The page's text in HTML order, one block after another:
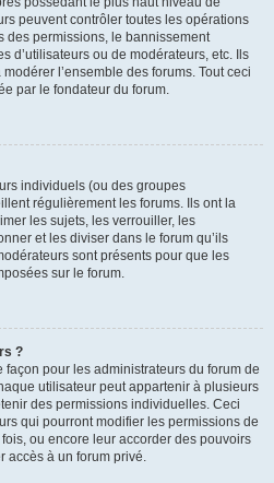
peuvent contrôler toutes les opérations
des permissions, le bannissement
d’utilisateurs ou de modérateurs, etc. Ils
l’ensemble des forums. Tout ceci
par le fondateur du forum.
individuels (ou des groupes
régulièrement les forums. Ils ont la
les sujets, les verrouiller, les
et les diviser dans le forum qu’ils
sont présents pour que les
sur le forum.
?
façon pour les administrateurs du forum de
utilisateur peut appartenir à plusieurs
des permissions individuelles. Ceci
qui pourront modifier les permissions de
ou encore leur accorder des pouvoirs
accès à un forum privé.